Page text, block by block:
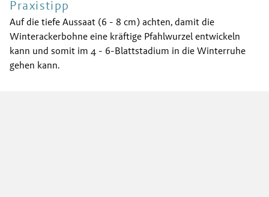
Praxistipp
Auf die tiefe Aussaat (6 - 8 cm) achten, damit die
Winterackerbohne eine kräftige Pfahlwurzel entwickeln
kann und somit im 4 - 6-Blattstadium in die Winterruhe
gehen kann.